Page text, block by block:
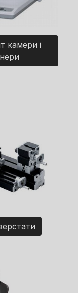
камери і